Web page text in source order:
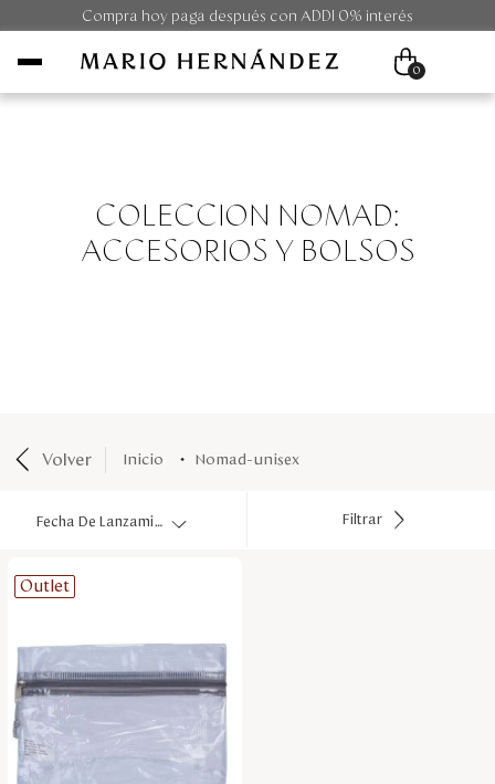
Compra hoy paga después con ADDI 0% interés
Outlet
Disney
Blog
Servicio al cliente
Nuestras Tiendas
0
COLECCION NOMAD:
ACCESORIOS Y BOLSOS
Volver nomad-unisex
Fecha De Lanzamiento Filtrar
Outlet